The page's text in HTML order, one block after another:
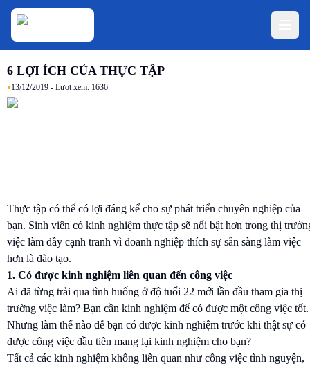
6 LỢI ÍCH CỦA THỰC TẬP
•13/12/2019 - Lượt xem: 1636
Thực tập có thể có lợi đáng kể cho sự phát triển chuyên nghiệp của
bạn. Sinh viên có kinh nghiệm thực tập sẽ nổi bật hơn trong thị
việc làm đầy cạnh tranh vì doanh nghiệp thích sự sẵn sàng làm việc
hơn là đào tạo.
1. Có được kinh nghiệm liên quan đến công việc
Ai đã từng trải qua tình huống ở độ tuổi 22 mới lần đầu tham gia thị
trường việc làm? Bạn cần kinh nghiệm để có được một công việc tốt.
Nhưng làm thế nào để bạn có được kinh nghiệm trước khi thật sự có
được công việc đầu tiên mang lại kinh nghiệm cho bạn?
Tất cả các kinh nghiệm không liên quan như công việc tình nguyện,